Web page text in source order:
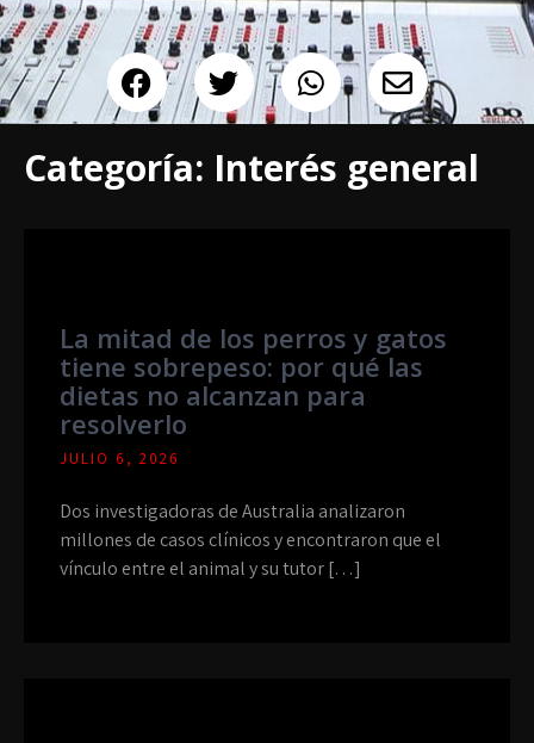
Categoría: Interés general
La mitad de los perros y gatos
tiene sobrepeso: por qué las
dietas no alcanzan para
resolverlo
JULIO 6, 2026
Dos investigadoras de Australia analizaron
millones de casos clínicos y encontraron que el
vínculo entre el animal y su tutor […]